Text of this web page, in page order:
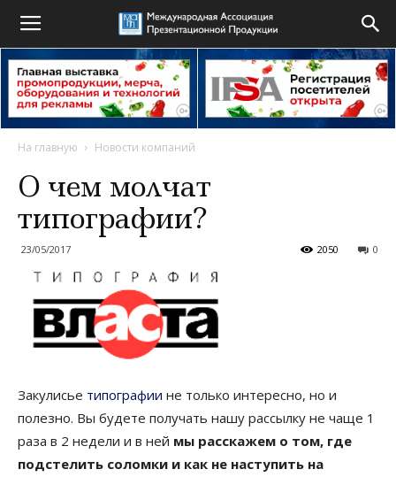
На главную Новости компаний
О чем молчат
типографии?
23/05/2017 0
2050
Закулисье типографии не только интересно, но и
полезно. Вы будете получать нашу рассылку не чаще 1
раза в 2 недели и в ней мы расскажем о том, где
подстелить соломки и как не наступить на